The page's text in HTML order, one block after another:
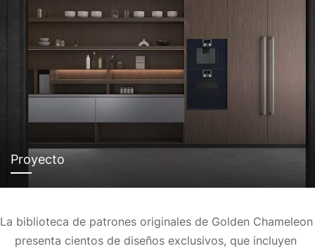
Proyecto
La biblioteca de patrones originales de Golden Chameleon
presenta cientos de diseños exclusivos, que incluyen